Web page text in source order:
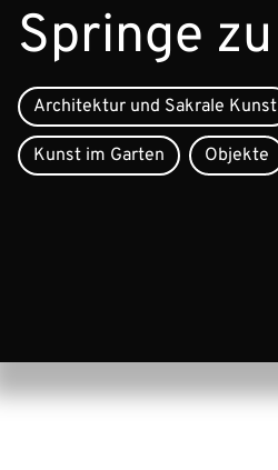
Springe zu
Architektur und Sakrale Kunst
Kunst im Garten Objekte